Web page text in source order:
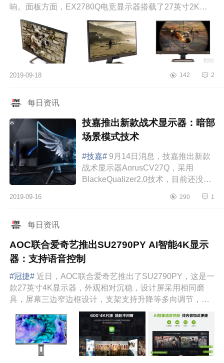
响。面板方面，EX2780Q电竞显示器搭载了27英寸2K面
板，95%DCI-P3色域，刷新率为144H...
2019-09-18 142 2
每日资讯
技嘉推出新款战术显示器：暗部
场景模式技术
#技嘉# 9月14日消息，技嘉推出新款
战术显示器AorusCV27Q，采用
BlackeQualizer2.0技术，目前还没有
显示器在背面和侧面都有LED灯光，
2019-09-16 290 1
每日资讯
AOC联合爱奇艺推出SU2790PY AI智能4K显示
器：支持语音控制
#冠捷# 近日，AOC联合爱奇艺推出了SU2790PY，这是一
款27英寸4K显示器，外观相对沉稳，设计屏采用相同磨
具，屏幕三边窄边框设计，支架支持升降等多向调节，也
支持VESA100mm挂壁。屏...